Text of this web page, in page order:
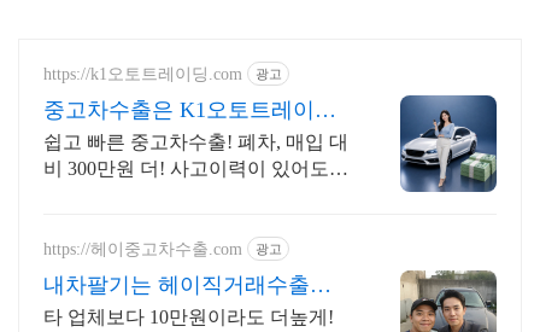
https://k1오토트레이딩.com 광고
중고차수출은 K1오토트레이딩
폐차급 중고차도 진행 OK!
쉽고 빠른 중고차수출! 폐차, 매입 대
비 300만원 더! 사고이력이 있어도
금 바로 상담OK
https://헤이중고차수출.com 광고
내차팔기는 헤이직거래수출센
터 딜러/경매장보다 더높게!
타 업체보다 10만원이라도 더높게!